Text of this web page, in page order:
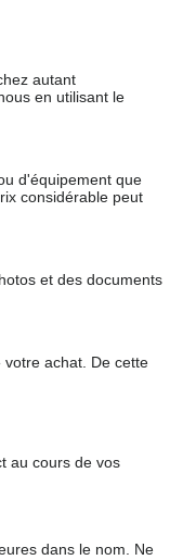
autant
en utilisant le
d'équipement que
considérable peut
et des documents
achat. De cette
au cours de vos
dans le nom. Ne